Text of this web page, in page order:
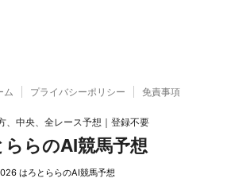
ム プライバシーポリシー 免責事項
、中央、全レース予想｜登録不要
ららのAI競馬予想
はろとららのAI競馬予想